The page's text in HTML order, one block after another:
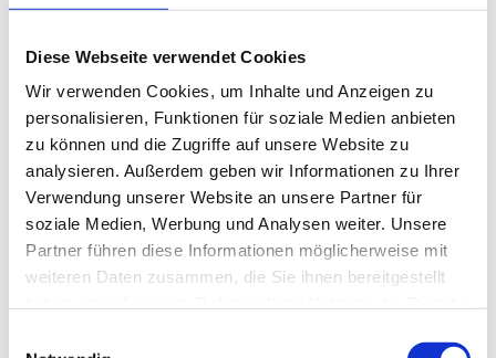
Diese Webseite verwendet Cookies
Wir verwenden Cookies, um Inhalte und Anzeigen zu
personalisieren, Funktionen für soziale Medien anbieten
zu können und die Zugriffe auf unsere Website zu
analysieren. Außerdem geben wir Informationen zu Ihrer
Verwendung unserer Website an unsere Partner für
soziale Medien, Werbung und Analysen weiter. Unsere
Partner führen diese Informationen möglicherweise mit
weiteren Daten zusammen, die Sie ihnen bereitgestellt
Funktionen unserer Internetseite vollumfänglich
nutzbar.
4. ERFASSUNG VON ALLGEMEINEN DATEN UND
INFORMATIONEN
Die Internetseite der "Bauunternehmen Bokeloh
GmbH & Co. KG" erfasst mit jedem Aufruf der
Internetseite durch eine betroffene Person oder ein
automatisiertes System eine Reihe von allgemeinen
Daten und Informationen. Diese allgemeinen Daten